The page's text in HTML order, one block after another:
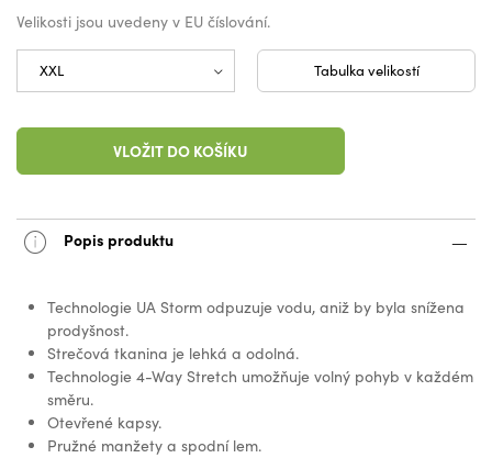
Velikosti jsou uvedeny v EU číslování.
Tabulka velikostí
VLOŽIT DO KOŠÍKU
Popis produktu
Technologie UA Storm odpuzuje vodu, aniž by byla snížena
prodyšnost.
Strečová tkanina je lehká a odolná.
Technologie 4-Way Stretch umožňuje volný pohyb v každém
směru.
Otevřené kapsy.
Pružné manžety a spodní lem.